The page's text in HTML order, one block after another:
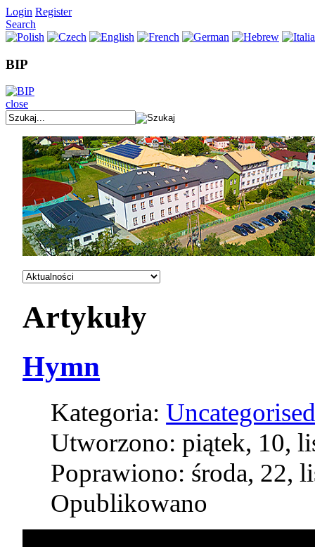
Login Register
Search
BIP
close
Artykuły
Hymn
Kategoria:
Utworzono: piątek, 10,
Poprawiono: środa, 22,
Opublikowano